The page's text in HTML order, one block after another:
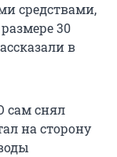
средствами,
30
в
сам снял
на сторону